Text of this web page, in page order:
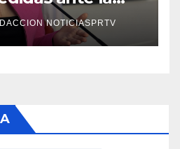
noviazgo
NOTICIASPRTV